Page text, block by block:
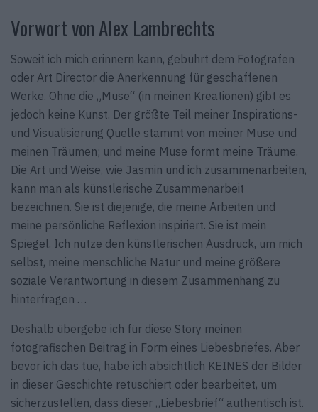
Vorwort von Alex Lambrechts
Soweit ich mich erinnern kann, gebührt dem Fotografen
oder Art Director die Anerkennung für geschaffenen
Werke. Ohne die „Muse“ (in meinen Kreationen) gibt es
jedoch keine Kunst. Der größte Teil meiner Inspirations-
und Visualisierung Quelle stammt von meiner Muse und
meinen Träumen; und meine Muse formt meine Träume.
Die Art und Weise, wie Jasmin und ich zusammenarbeiten,
kann man als künstlerische Zusammenarbeit
bezeichnen. Sie ist diejenige, die meine Arbeiten und
meine persönliche Reflexion inspiriert. Sie ist mein
Spiegel. Ich nutze den künstlerischen Ausdruck, um mich
selbst, meine menschliche Natur und meine größere
soziale Verantwortung in diesem Zusammenhang zu
hinterfragen …
Deshalb übergebe ich für diese Story meinen
fotografischen Beitrag in Form eines Liebesbriefes. Aber
bevor ich das tue, habe ich absichtlich KEINES der Bilder
in dieser Geschichte retuschiert oder bearbeitet, um
sicherzustellen, dass dieser „Liebesbrief“ authentisch ist.